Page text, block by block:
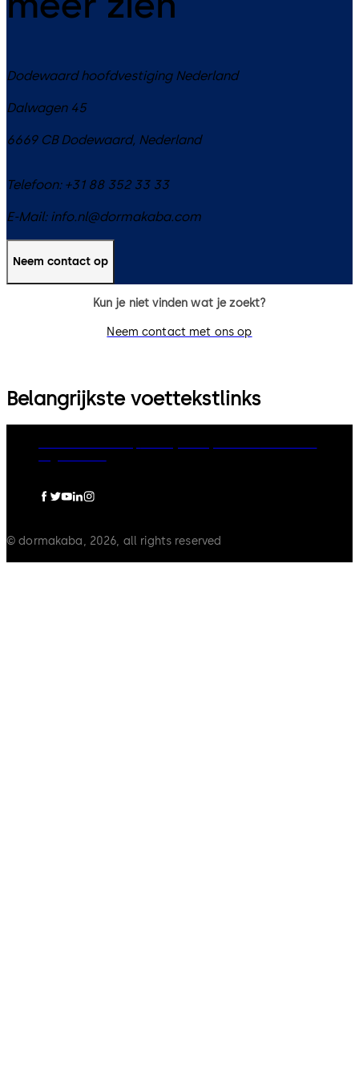
Dodewaard hoofdvestiging Nederland
Dalwagen 45
6669 CBDodewaard, Nederland
Telefoon: +31 88 352 33 33
E-Mail: info.nl@dormakaba.com
Neem contact op
Kun je niet vinden wat je zoekt?
Neem contact met ons op
Belangrijkste voettekstlinks
© dormakaba, 2026, all rights reserved